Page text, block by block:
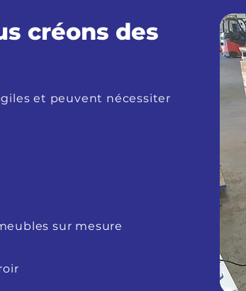
créons des
et peuvent nécessiter
sur mesure